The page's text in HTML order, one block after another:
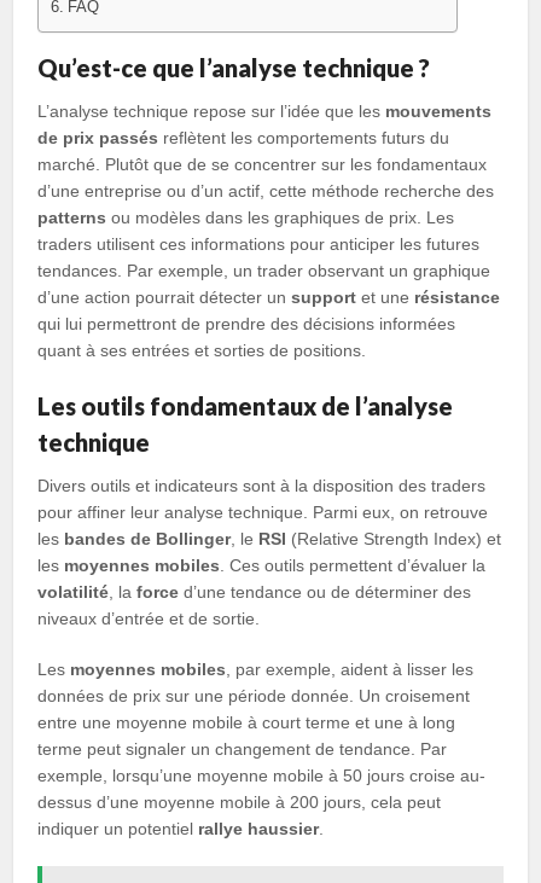
FAQ
Qu’est-ce que l’analyse technique ?
L’analyse technique repose sur l’idée que les mouvements
de prix passés reflètent les comportements futurs du
marché. Plutôt que de se concentrer sur les fondamentaux
d’une entreprise ou d’un actif, cette méthode recherche des
patterns ou modèles dans les graphiques de prix. Les
traders utilisent ces informations pour anticiper les futures
tendances. Par exemple, un trader observant un graphique
d’une action pourrait détecter unsupport et une résistance
qui lui permettront de prendre des décisions informées
quant à ses entrées et sorties de positions.
Les outils fondamentaux de l’analyse
technique
Divers outils et indicateurs sont à la disposition des traders
pour affiner leur analyse technique. Parmi eux, on retrouve
les bandes de Bollinger, le RSI (Relative Strength Index) et
les moyennes mobiles . Ces outils permettent d’évaluer la
volatilité , laforce d’une tendance ou de déterminer des
niveaux d’entrée et de sortie.
Les moyennes mobiles , par exemple, aident à lisser les
données de prix sur une période donnée. Un croisement
entre une moyenne mobile à court terme et une à long
terme peut signaler un changement de tendance. Par
exemple, lorsqu’une moyenne mobile à 50 jours croise au-
dessus d’une moyenne mobile à 200 jours, cela peut
indiquer un potentiel rallye haussier.